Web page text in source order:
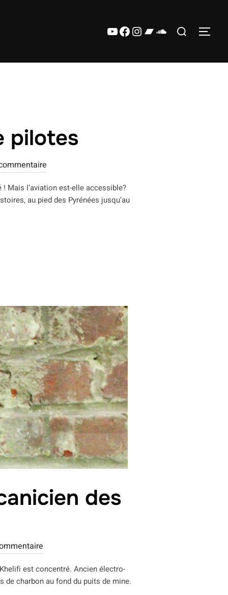
YouTube
Facebook
Instagram
Bandcamp
SoundCloud
Rechercher :
pilotes
Mais l’aviation est-elle accessible?
au pied des Pyrénées jusqu’au
des
est concentré. Ancien électro-
charbon au fond du puits de mine.